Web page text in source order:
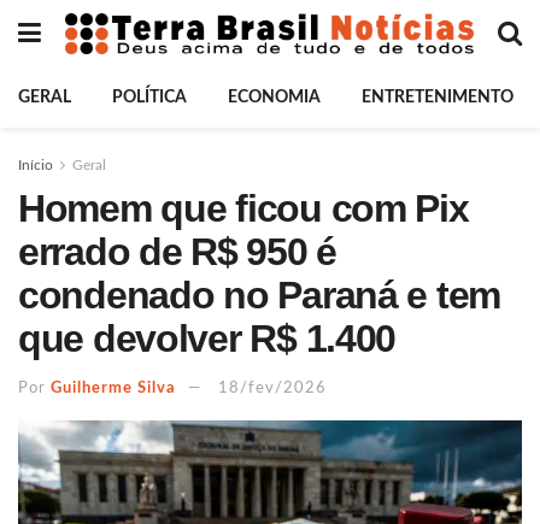
GERAL POLÍTICA ECONOMIA ENTRETENIMENTO
Início Geral
Homem que ficou com Pix
errado de R$ 950 é
condenado no Paraná e tem
que devolver R$ 1.400
Por Guilherme Silva 18/fev/2026